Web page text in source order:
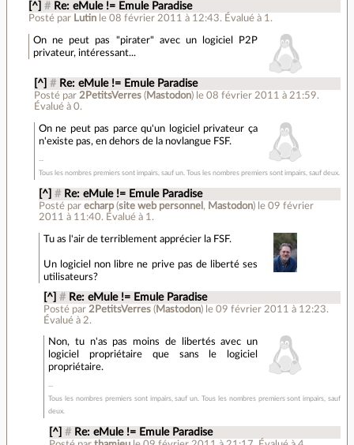
[^] # Re: eMule != Emule Paradise
Posté par Lutin le 08 février 2011 à 12:43. Évalué à 1.
On ne peut pas "pirater" avec un logiciel P2P
privateur, intéressant...
[^] # Re: eMule != Emule Paradise
Posté par 2PetitsVerres( Mastodon) le 08 février 2011 à 21:59.
Évalué à 0.
On ne peut pas parce qu'un logiciel privateur ça
n'existe pas, en dehors de la novlangue FSF.
Tous les nombres premiers sont impairs, sauf un. Tous les nombres premiers sont impairs, sauf deux.
[^] # Re: eMule != Emule Paradise
Posté par echarp(site web personnel , Mastodon) le 09 février
2011 à 11:40. Évalué à 1 .
Tu as l'air de terriblement apprécier la FSF.
Un logiciel non libre ne prive pas de liberté ses
utilisateurs?
[^] # Re: eMule != Emule Paradise
Posté par 2PetitsVerres ( Mastodon) le 09 février 2011 à 12:23.
Évalué à 2.
Non, tu n'as pas moins de libertés avec un
logiciel propriétaire que sans le logiciel
propriétaire.
Tous les nombres premiers sont impairs, sauf un. Tous les nombres premiers sont impairs, sauf
deux.
[^] # Re: eMule != Emule Paradise